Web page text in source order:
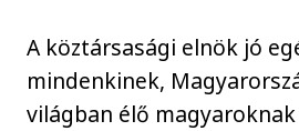
A köztársasági elnök jó
mindenkinek,
világban élő